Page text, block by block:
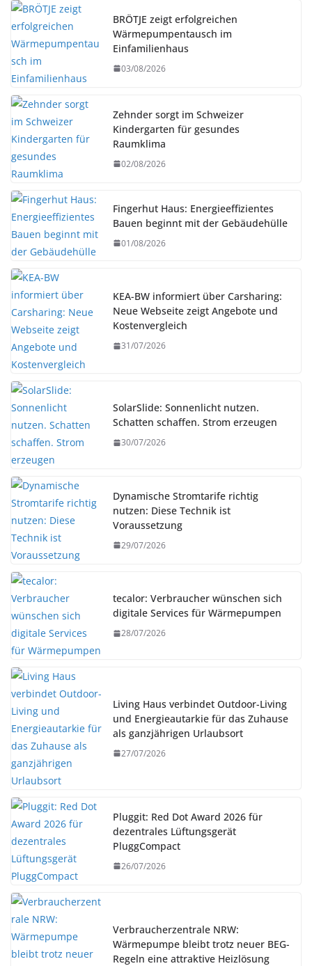
BRÖTJE zeigt erfolgreichen
Wärmepumpentausch im
Einfamilienhaus
03/08/2026
Zehnder sorgt im Schweizer
Kindergarten für gesundes
Raumklima
02/08/2026
Fingerhut Haus: Energieeffizientes
Bauen beginnt mit der Gebäudehülle
01/08/2026
KEA-BW informiert über Carsharing:
Neue Webseite zeigt Angebote und
Kostenvergleich
31/07/2026
SolarSlide: Sonnenlicht nutzen.
Schatten schaffen. Strom erzeugen
30/07/2026
Dynamische Stromtarife richtig
nutzen: Diese Technik ist
Voraussetzung
29/07/2026
tecalor: Verbraucher wünschen sich
digitale Services für Wärmepumpen
28/07/2026
Living Haus verbindet Outdoor-Living
und Energieautarkie für das Zuhause
als ganzjährigen Urlaubsort
27/07/2026
Pluggit: Red Dot Award 2026 für
dezentrales Lüftungsgerät
PluggCompact
26/07/2026
Verbraucherzentrale NRW:
Wärmepumpe bleibt trotz neuer BEG-
Regeln eine attraktive Heizlösung